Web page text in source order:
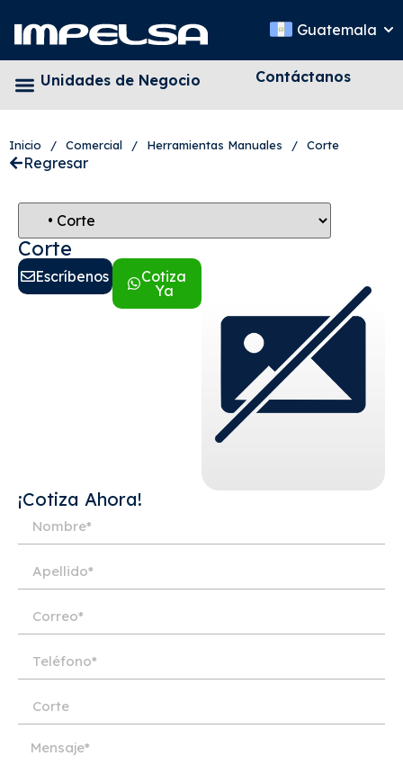
Guatemala
Unidades de Negocio Contáctanos
Inicio / Comercial / Herramientas Manuales / Corte
Regresar
Corte
Escríbenos
Cotiza
Ya
¡Cotiza Ahora!